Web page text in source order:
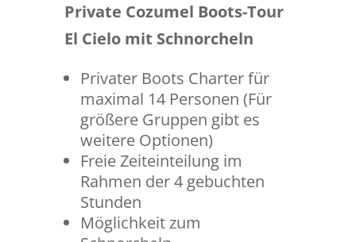
Private Cozumel Boots-Tour
El Cielo mit Schnorcheln
Privater Boots Charter für
maximal 14 Personen (Für
größere Gruppen gibt es
weitere Optionen)
Freie Zeiteinteilung im
Rahmen der 4 gebuchten
Stunden
Möglichkeit zum